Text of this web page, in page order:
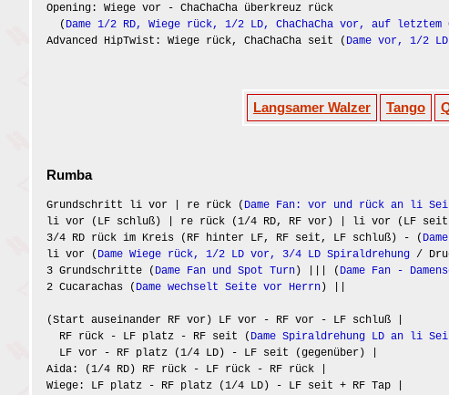
Opening: Wiege vor - ChaChaCha überkreuz rück
( Dame 1/2 RD, Wiege rück, 1/2 LD, ChaChaCha vor, auf letztem
Advanced HipTwist: Wiege rück, ChaChaCha seit ( Dame vor, 1/2
Langsamer Walzer Tango
Rumba
Grundschritt li vor | re rück ( Dame Fan: vor und rück an li
li vor (LF schluß) | re rück (1/4 RD, RF vor) | li vor (LF
3/4 RD rück im Kreis (RF hinter LF, RF seit, LF schluß) - (
li vor ( Dame Wiege rück, 1/2 LD vor, 3/4 LD Spiraldrehung /
3 Grundschritte ( Dame Fan und Spot Turn ) ||| ( Dame Fan -
2 Cucarachas ( Dame wechselt Seite vor Herrn ) ||
(Start auseinander RF vor) LF vor - RF vor - LF schluß |
RF rück - LF platz - RF seit ( Dame Spiraldrehung LD an li
LF vor - RF platz (1/4 LD) - LF seit (gegenüber) |
Aida: (1/4 RD) RF rück - LF rück - RF rück |
Wiege: LF platz - RF platz (1/4 LD) - LF seit + RF Tap |